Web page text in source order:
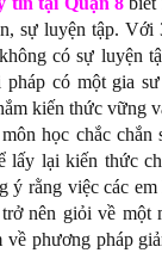
sự luyện tập. Với
có sự luyện
có một gia
kiến thức vững
học chắc
lấy lại kiến thức
ý rằng việc các
nên giỏi về
phương pháp